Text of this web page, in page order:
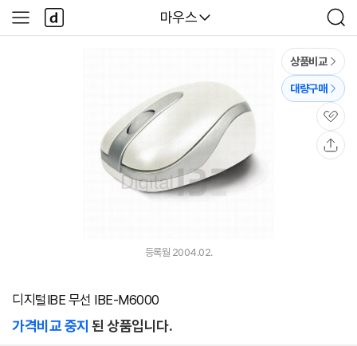
다나와
마우스
검
색
사
이
다
나
와
상품비교
대량구매
관
심
등록월 2004.02.
디지털IBE 무선 IBE-M6000
가격비교 중지 된 상품입니다.